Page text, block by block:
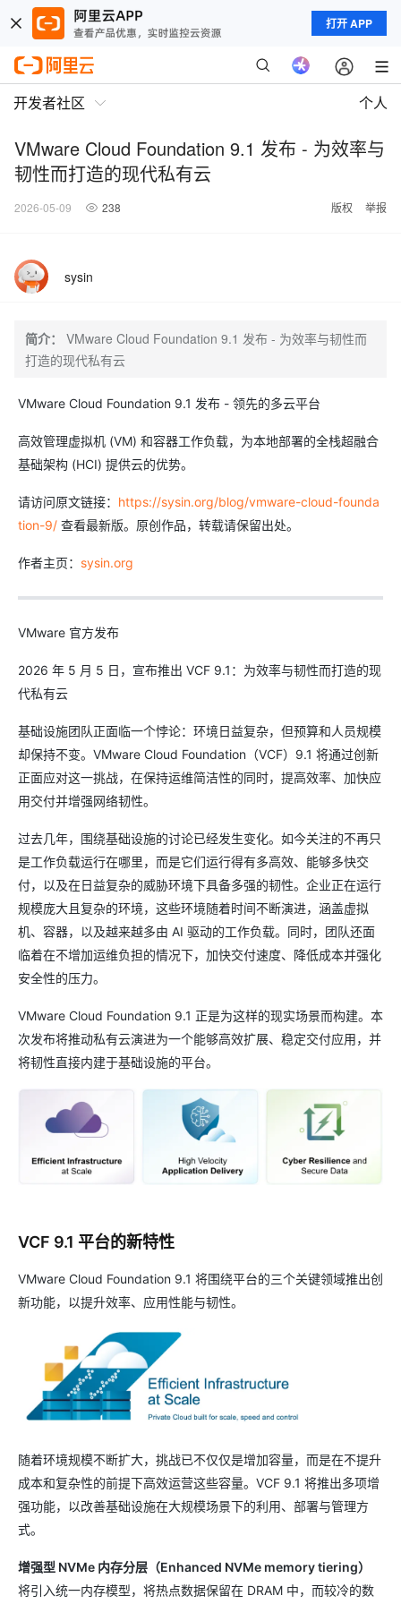
打开 APP
开发者社区 个人
VMware Cloud Foundation 9.1 发布 - 为效率与
韧性而打造的现代私有云
2026-05-09 238 版权 举报
sysin
简介：
VMware Cloud Foundation 9.1 发布 - 为效率与韧性而
打造的现代私有云
VMware Cloud Foundation 9.1 发布 - 领先的多云平台
高效管理虚拟机 (VM) 和容器工作负载，为本地部署的全栈超融合
基础架构 (HCI) 提供云的优势。
请访问原文链接： https://sysin.org/blog/vmware-cloud-founda
tion-9/ 查看最新版。原创作品，转载请保留出处。
作者主页： sysin.org
VMware 官方发布
2026 年 5 月 5 日，宣布推出 VCF 9.1：为效率与韧性而打造的现
代私有云
基础设施团队正面临一个悖论：环境日益复杂，但预算和人员规模
却保持不变。VMware Cloud Foundation（VCF）9.1 将通过创新
正面应对这一挑战，在保持运维简洁性的同时，提高效率、加快应
用交付并增强网络韧性。
过去几年，围绕基础设施的讨论已经发生变化。如今关注的不再只
是工作负载运行在哪里，而是它们运行得有多高效、能够多快交
付，以及在日益复杂的威胁环境下具备多强的韧性。企业正在运行
规模庞大且复杂的环境，这些环境随着时间不断演进，涵盖虚拟
机、容器，以及越来越多由 AI 驱动的工作负载。同时，团队还面
临着在不增加运维负担的情况下，加快交付速度、降低成本并强化
安全性的压力。
VMware Cloud Foundation 9.1 正是为这样的现实场景而构建。本
次发布将推动私有云演进为一个能够高效扩展、稳定交付应用，并
将韧性直接内建于基础设施的平台。
VCF 9.1 平台的新特性
VMware Cloud Foundation 9.1 将围绕平台的三个关键领域推出创
新功能，以提升效率、应用性能与韧性。
随着环境规模不断扩大，挑战已不仅仅是增加容量，而是在不提升
成本和复杂性的前提下高效运营这些容量。VCF 9.1 将推出多项增
强功能，以改善基础设施在大规模场景下的利用、部署与管理方
式。
增强型 NVMe 内存分层（Enhanced NVMe memory tiering）
将引入统一内存模型，将热点数据保留在 DRAM 中，而较冷的数